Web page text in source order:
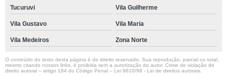
Tucuruvi Vila Guilherme
Vila Gustavo Vila Maria
Vila Medeiros Zona Norte
O conteúdo do texto desta página é de direito reservado. Sua reprodução, parcial ou total,
mesmo citando nossos links, é proibida sem a autorização do autor. Crime de violação de
direito autoral – artigo 184 do Código Penal – Lei 9610/98 - Lei de direitos autorais